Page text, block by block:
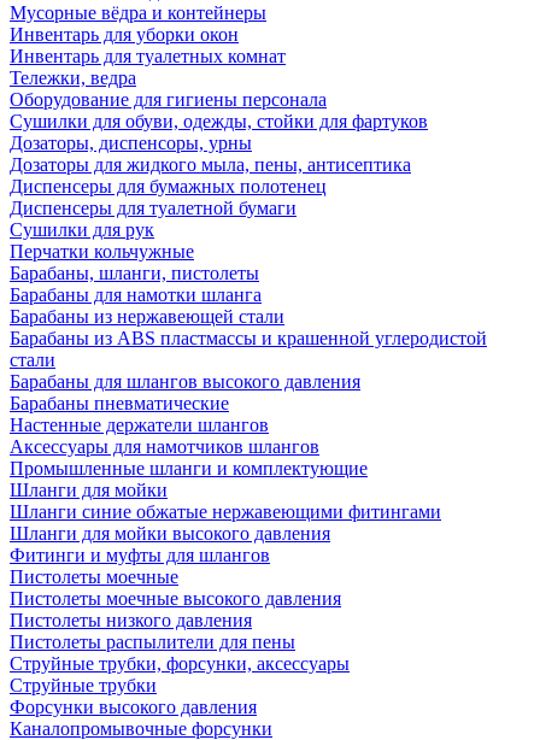
Мусорные вёдра и контейнеры
Инвентарь для уборки окон
Инвентарь для туалетных комнат
Тележки, ведра
Оборудование для гигиены персонала
Сушилки для обуви, одежды, стойки для фартуков
Дозаторы, диспенсоры, урны
Дозаторы для жидкого мыла, пены, антисептика
Диспенсеры для бумажных полотенец
Диспенсеры для туалетной бумаги
Сушилки для рук
Перчатки кольчужные
Барабаны, шланги, пистолеты
Барабаны для намотки шланга
Барабаны из нержавеющей стали
Барабаны из ABS пластмассы и крашенной углеродистой
стали
Барабаны для шлангов высокого давления
Барабаны пневматические
Настенные держатели шлангов
Аксессуары для намотчиков шлангов
Промышленные шланги и комплектующие
Шланги для мойки
Шланги синие обжатые нержавеющими фитингами
Шланги для мойки высокого давления
Фитинги и муфты для шлангов
Пистолеты моечные
Пистолеты моечные высокого давления
Пистолеты низкого давления
Пистолеты распылители для пены
Струйные трубки, форсунки, аксессуары
Струйные трубки
Форсунки высокого давления
Каналопромывочные форсунки